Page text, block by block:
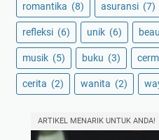
romantika (8) asuransi (7)
refleksi (6) unik (6)
musik (5) buku (3)
cerita (2) wanita (2)
ARTIKEL MENARIK UNTUK ANDA!